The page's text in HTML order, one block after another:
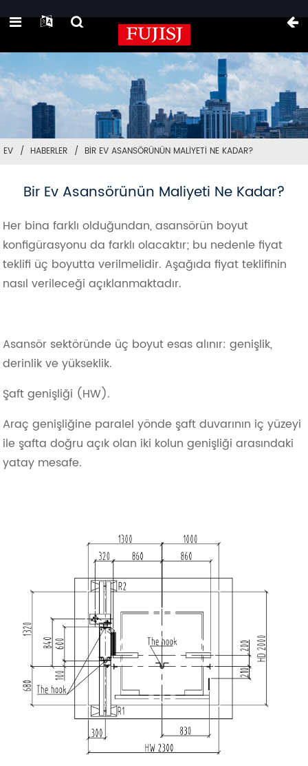
EV HABERLER BIR EV ASANSÖRÜNÜN MALIYETI NE KADAR?
Bir Ev Asansörünün Maliyeti Ne Kadar?
Her bina farklı olduğundan, asansörün boyut
konfigürasyonu da farklı olacaktır; bu nedenle fiyat
teklifi üç boyutta verilmelidir. Aşağıda fiyat teklifinin
nasıl verileceği açıklanmaktadır.
Asansör sektöründe üç boyut esas alınır: genişlik,
derinlik ve yükseklik.
Şaft genişliği (HW).
Araç genişliğine paralel yönde şaft duvarının iç yüzeyi
ile şafta doğru açık olan iki kolun genişliği arasındaki
yatay mesafe.